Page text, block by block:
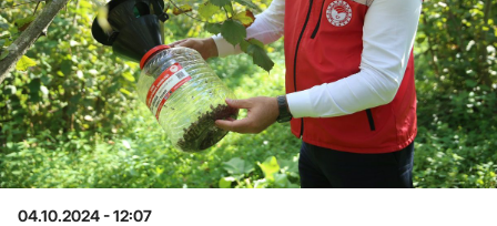
04.10.2024 - 12:07